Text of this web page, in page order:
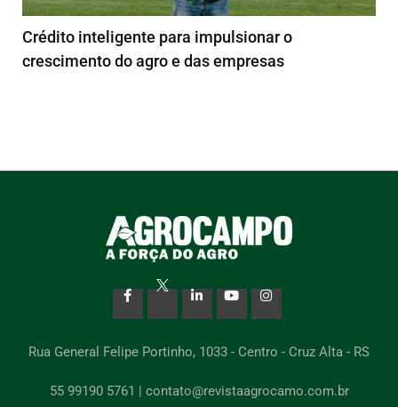
Crédito inteligente para impulsionar o
crescimento do agro e das empresas
Rua General Felipe Portinho, 1033 - Centro - Cruz Alta - RS
55 99190 5761 | contato@revistaagrocamo.com.br